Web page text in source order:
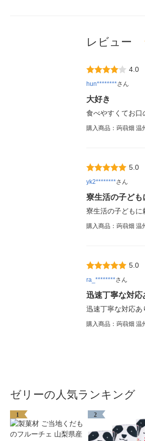
レビュー
4.0
hun********さん
大好き
食べやすくてお口
購入商品：蒟蒻畑
5.0
yk2********さん
寮生活の子ど
寮生活の子どもに
購入商品：蒟蒻畑
5.0
ra_********さん
迅速丁寧な対
迅速丁寧な対応あ
購入商品：蒟蒻畑
ゼリーの人気ランキング
1 2